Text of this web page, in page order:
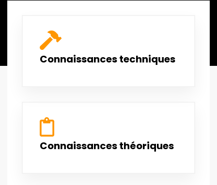
Connaissances techniques
Connaissances théoriques